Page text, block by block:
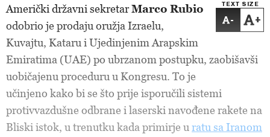
TEXT SIZE
- +
Američki državni sekretarMarco Rubio
odobrio je prodaju oružja Izraelu,
Kuvajtu, Kataru i Ujedinjenim Arapskim
Emiratima (UAE) po ubrzanom postupku, zaobišavši
uobičajenu proceduru u Kongresu. To je
učinjeno kako bi se što prije isporučili sistemi
protivvazdušne odbrane i laserski navođene rakete na
Bliski istok, u trenutku kada primirje u ratu sa Iranom